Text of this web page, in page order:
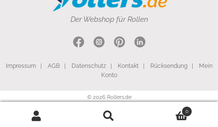
0
Der Webshop für Rollen
Impressum| AGB| Datenschutz| Kontakt| Rücksendung|
Mein
Konto
© 2026 Rollers.de